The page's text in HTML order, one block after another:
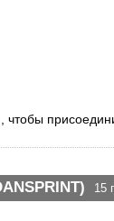
, чтобы
15